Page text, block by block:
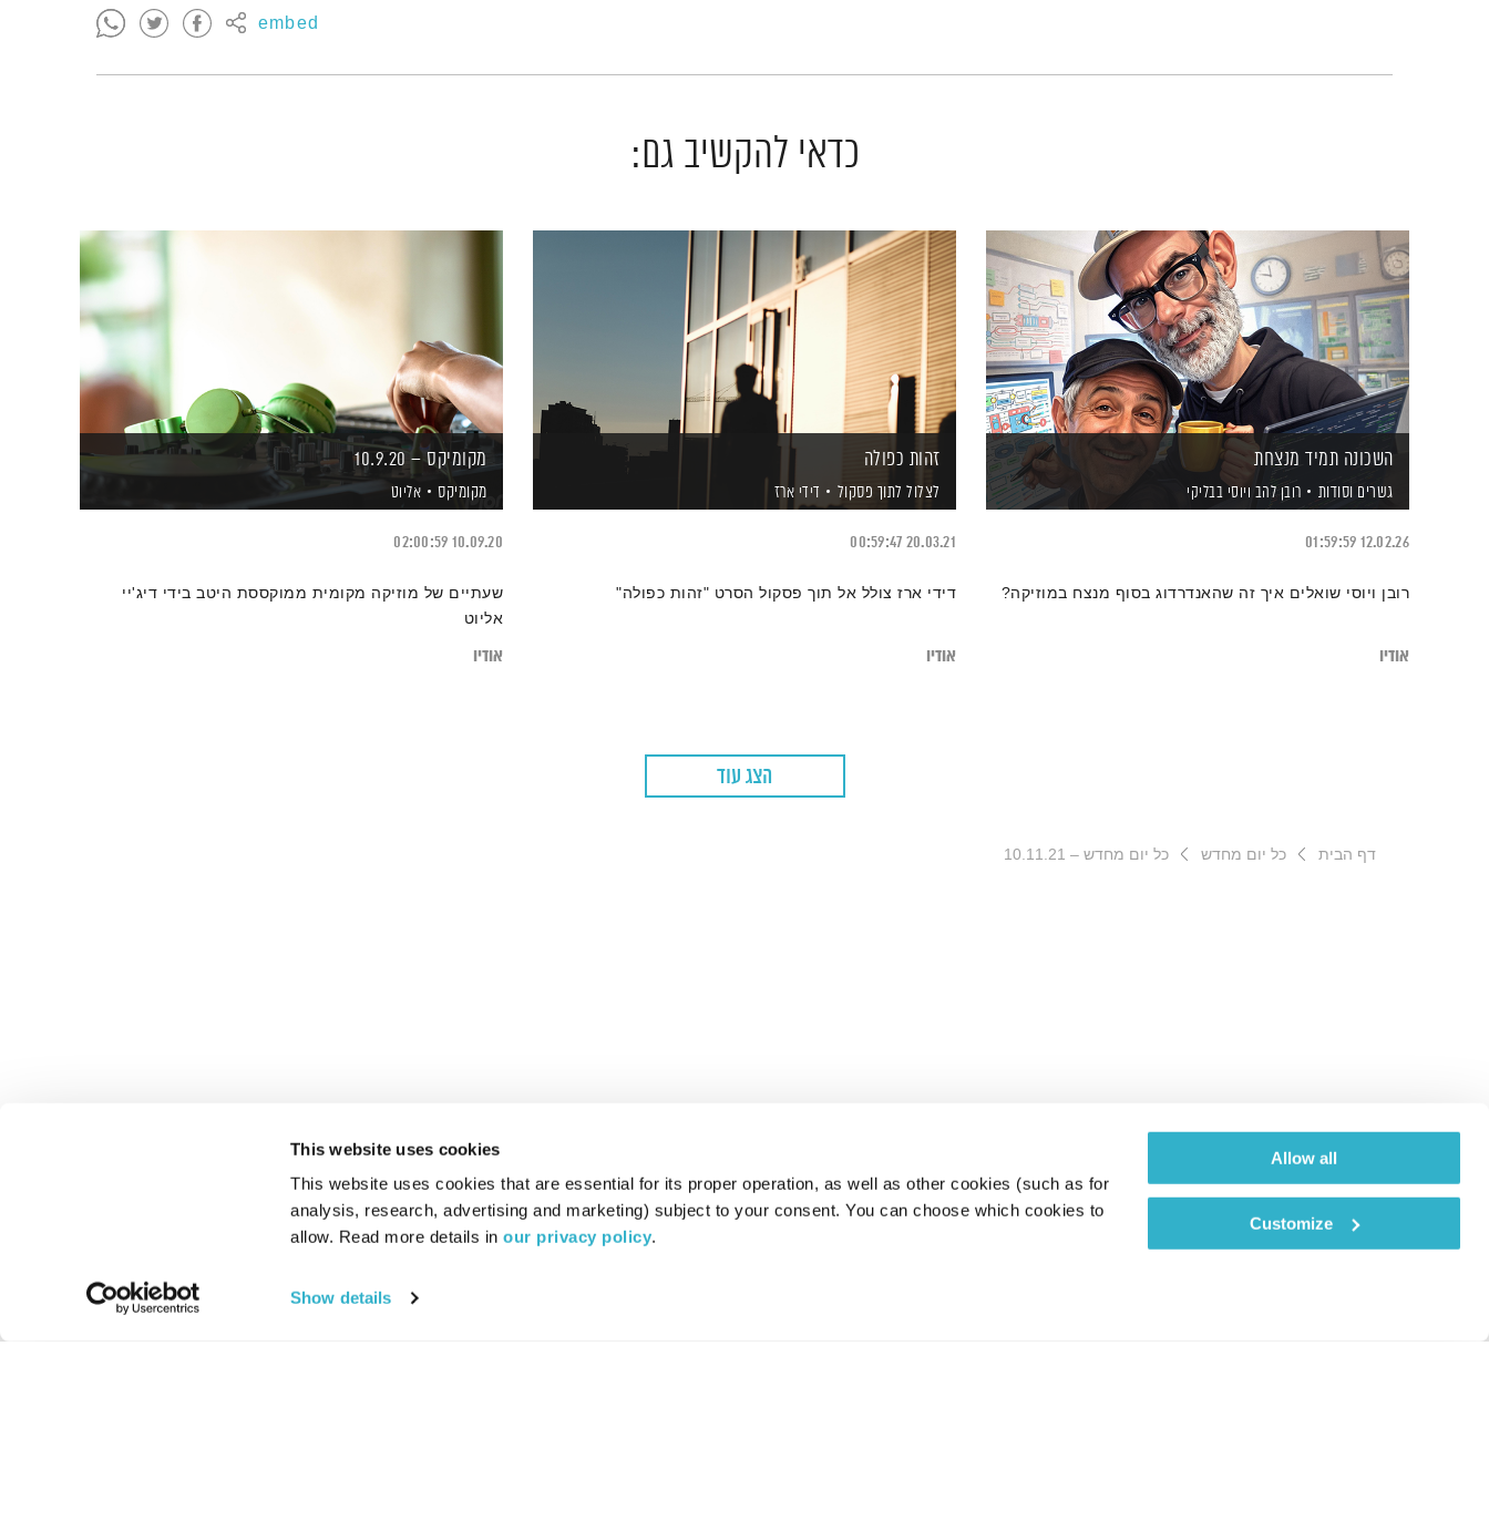
This website uses cookies
This website uses cookies that are essential for its proper operation, as well as other cookies (such as for
analysis, research, advertising and marketing) subject to your consent. You can choose which cookies to
allow. Read more details in our privacy policy.
Show details
Allow all
Customize
embed
כדאי להקשיב גם:
השכונה תמיד מנצחת
גשרים וסודות רובן להב ויוסי בבליקי
12.02.26
01:59:59
רובן ויוסי שואלים איך זה שהאנדרדוג בסוף מנצח במוזיקה?
אודיו
זהות כפולה
לצלול לתוך פסקול דידי ארז
20.03.21
00:59:47
דידי ארז צולל אל תוך פסקול הסרט "זהות כפולה"
אודיו
מקומיקס – 10.9.20
מקומיקס אליוט
10.09.20
02:00:59
שעתיים של מוזיקה מקומית ממוקססת היטב בידי דיג'יי
אליוט
אודיו
הצג עוד
דף הבית כל יום מחדש כל יום מחדש – 10.11.21